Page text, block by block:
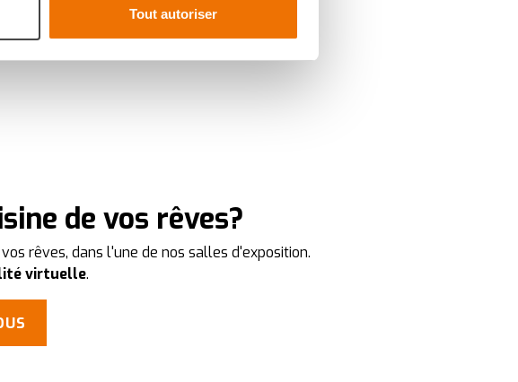
Tout autoriser
À VOIR
de vos rêves?
rêves, dans l'une de nos salles d'exposition.
virtuelle.